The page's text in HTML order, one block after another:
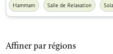
Affiner par régions
Hammam Salle de Relaxation